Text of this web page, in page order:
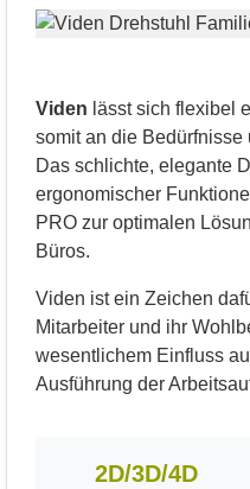
Viden lässt sich flexibel
somit an die
Das schlichte, elegante
ergonomischer
PRO zur optimalen
Büros.
Viden ist ein Zeichen
Mitarbeiter und ihr
wesentlichem Einfluss
Ausführung der
2D/3D/4D